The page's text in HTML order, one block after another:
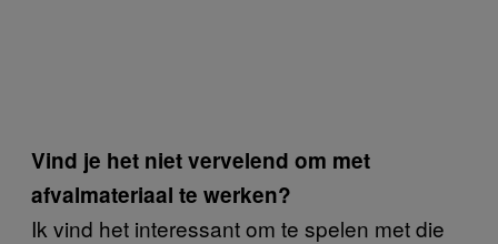
Vind je het niet vervelend om met
afvalmateriaal te werken?
Ik vind het interessant om te spelen met die